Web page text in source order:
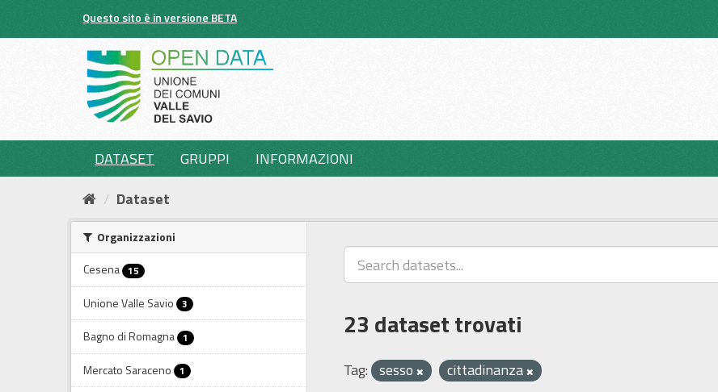
Questo sito è in versione BETA
DATASET GRUPPI
INFORMAZIONI
Dataset
Organizzazioni
Cesena 15
Unione Valle Savio 3
Bagno di Romagna 1
Mercato Saraceno 1
23 dataset trovati
Tag: sesso cittadinanza